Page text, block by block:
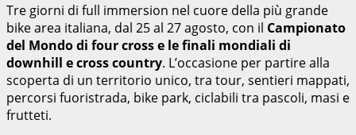
Tre giorni di full immersion nel cuore della più grande
bike area italiana, dal 25 al 27 agosto, con il Campionato
del Mondo di four cross e le finali mondiali di
downhill e cross country. L’occasione per partire alla
scoperta di un territorio unico, tra tour, sentieri mappati,
percorsi fuoristrada, bike park, ciclabili tra pascoli, masi e
frutteti.